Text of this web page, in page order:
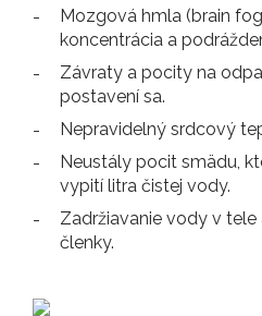
Mozgová hmla (brain
koncentrácia a
Závraty a pocity na
postavení sa.
Nepravidelný srdcový
Neustály pocit smädu,
vypití litra čistej vody.
Zadržiavanie vody v
členky.